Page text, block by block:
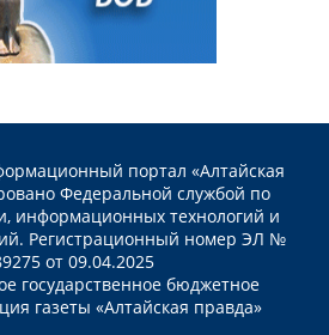
портал «Алтайская
Федеральной службой по
информационных технологий и
Регистрационный номер ЭЛ №
от 09.04.2025
государственное бюджетное
газеты «Алтайская правда»